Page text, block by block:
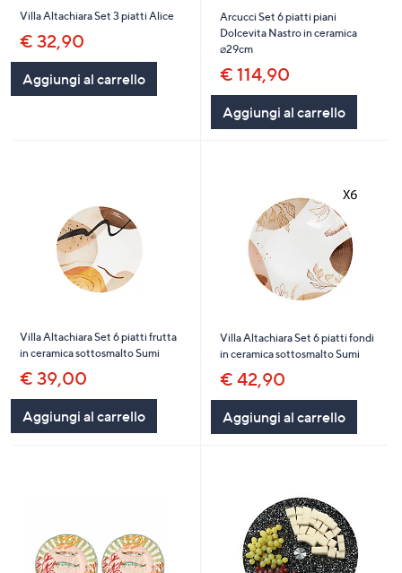
Villa Altachiara Set 3 piatti Alice
€ 32,90
Aggiungi al carrello
Arcucci Set 6 piatti piani
Dolcevita Nastro in ceramica
⌀29cm
€ 114,90
Aggiungi al carrello
Villa Altachiara Set 6 piatti frutta
in ceramica sottosmalto Sumi
€ 39,00
Aggiungi al carrello
Villa Altachiara Set 6 piatti fondi
in ceramica sottosmalto Sumi
€ 42,90
Aggiungi al carrello